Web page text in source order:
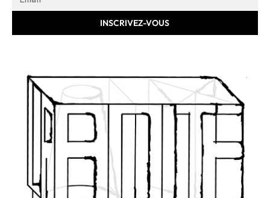
INSCRIVEZ-VOUS